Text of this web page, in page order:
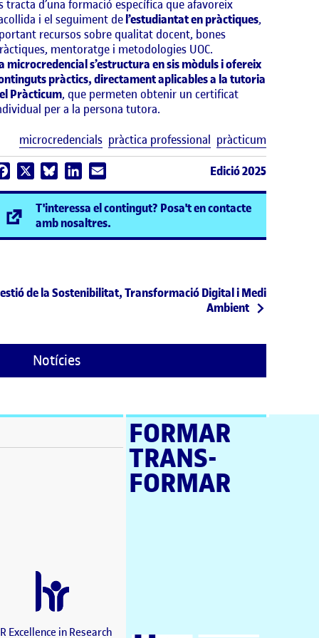
tracta d’una formació específica que afavoreix
i el seguiment del’estudiantat en pràctiques,
recursos sobre qualitat docent, bones
mentoratge i metodologies UOC.
microcredencial s’estructura en sis mòduls i ofereix
pràctics, directament aplicables a la tutoria
Pràcticum, que permeten obtenir un certificat
per a la persona tutora.
microcredencials pràctica professional pràcticum
Facebook Bluesky LinkedIn Edició 2025
T'interessa el contingut? Posa't en contacte
amb nosaltres.
de la Sostenibilitat, Transformació Digital i Medi
Ambient
Notícies
nova)
una finestra nova)
nova)
finestra nova)
finestra nova)
Excellence in Research
FORMAR
TRANS­
FORMAR